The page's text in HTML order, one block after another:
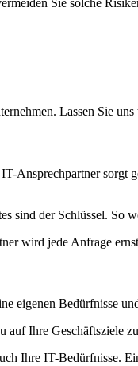
Lassen Sie
Ansprechpartner sorgt
sind der Schlüssel. So
wird jede Anfrage
eigenen Bedürfnisse
auf Ihre Geschäftsziele
Ihre IT-Bedürfnisse.